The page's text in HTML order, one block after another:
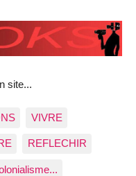
site...
VIVRE
REFLECHIR